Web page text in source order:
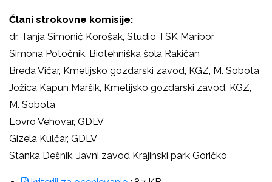
Člani strokovne komisije:
dr. Tanja Simonič Korošak, Studio TSK Maribor
Simona Potočnik, Biotehniška šola Rakičan
Breda Vičar, Kmetijsko gozdarski zavod, KGZ, M. Sobota
Jožica Kapun Maršik, Kmetijsko gozdarski zavod, KGZ,
M. Sobota
Lovro Vehovar, GDLV
Gizela Kulčar, GDLV
Stanka Dešnik, Javni zavod Krajinski park Goričko